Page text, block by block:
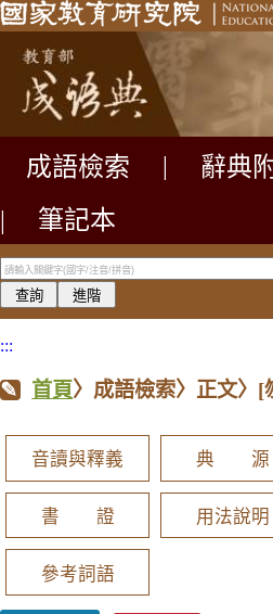
成語檢索 辭典
|
筆記本
:::
首頁〉成語檢索〉正文〉 [
音讀與釋義 典 源
書 證 用法說明
參考詞語